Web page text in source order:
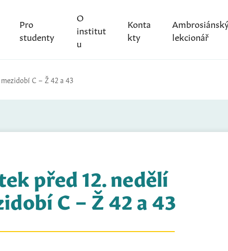
Pro
studenty
O
institut
u
Konta
kty
lekcionář
C – Ž 42 a 43
před 12. nedělí
C – Ž 42 a 43